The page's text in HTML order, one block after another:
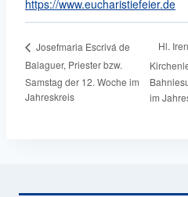
https://www.eucharistiefeier.de
Josefmaria Escrivá de
Balaguer, Priester bzw.
Samstag der 12. Woche im
Jahreskreis
Hl.
im